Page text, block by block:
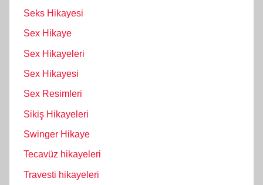
Seks Hikayesi
Sex Hikaye
Sex Hikayeleri
Sex Hikayesi
Sex Resimleri
Sikiş Hikayeleri
Swinger Hikaye
Tecavüz hikayeleri
Travesti hikayeleri